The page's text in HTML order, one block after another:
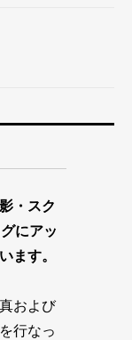
・スク
にアッ
ます。
および
行なっ